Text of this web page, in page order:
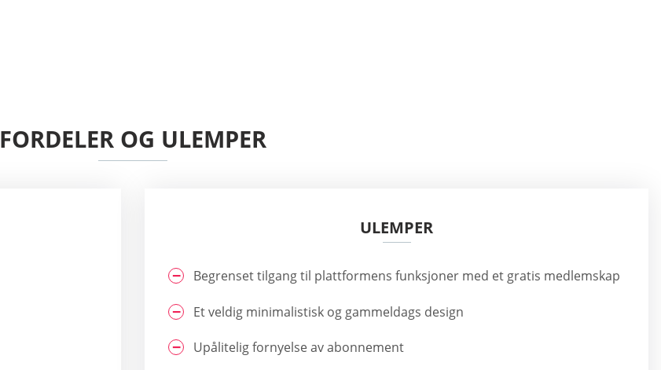
FORDELER OG ULEMPER
ULEMPER
Begrenset tilgang til plattformens funksjoner med et gratis medlemskap
Et veldig minimalistisk og gammeldags design
Upålitelig fornyelse av abonnement